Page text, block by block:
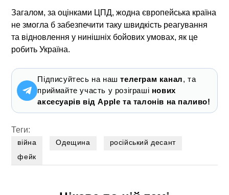
Загалом, за оцінками ЦПД, жодна європейська країна
не змогла б забезпечити таку швидкість реагування
та відновлення у нинішніх бойових умовах, як це
робить Україна.
Підписуйтесь на наштелеграм канал, та
приймайте участь у розіграші нових
аксесуарів від Apple та талонів на паливо!
Теги:
війна Одещина
російський десант
фейк